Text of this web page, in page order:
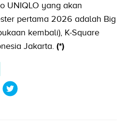
UNIQLO yang akan
pertama 2026 adalah Big
kembali), K-Square
Jakarta. (*)